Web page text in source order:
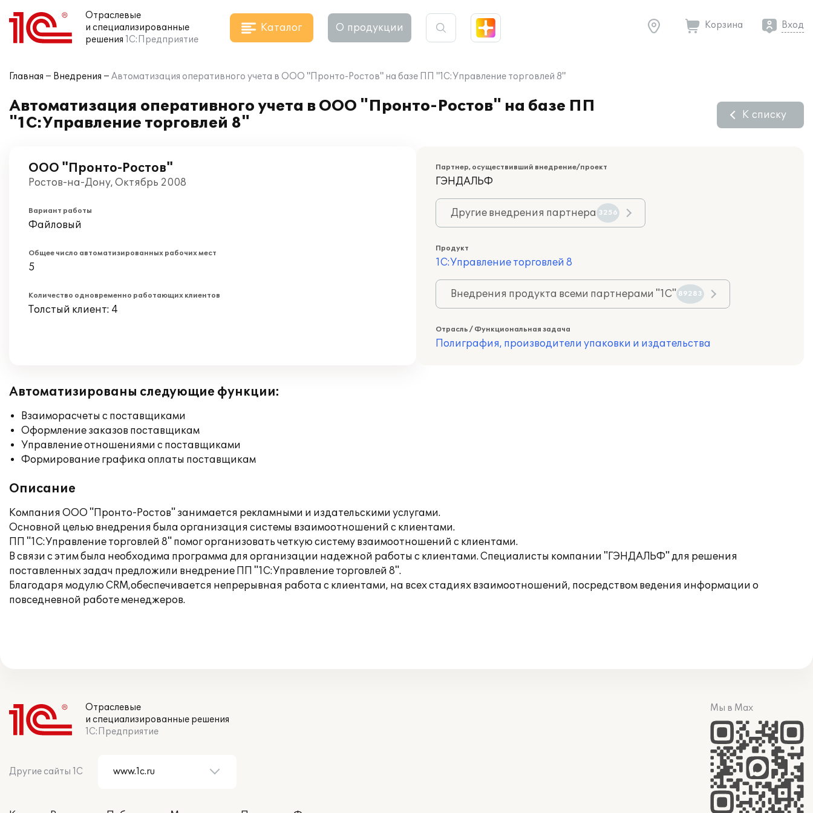
Отраслевые
и специализированные
решения 1С:Предприятие
Каталог О продукции Корзина Вход
Главная Внедрения Автоматизация оперативного учета в ООО "Пронто-Ростов" на базе ПП "1С:Управление торговлей 8"
Автоматизация оперативного учета в ООО "Пронто-Ростов" на базе ПП
"1С:Управление торговлей 8"
К списку
ООО "Пронто-Ростов"
Ростов-на-Дону, Октябрь 2008
Вариант работы
Файловый
Общее число автоматизированных рабочих мест
5
Количество одновременно работающих клиентов
Толстый клиент: 4
Партнер, осуществивший внедрение/проект
ГЭНДАЛЬФ
Другие внедрения партнера 3256
Продукт
1С:Управление торговлей 8
Внедрения продукта всеми партнерами "1С" 89283
Отрасль / Функциональная задача
Полиграфия, производители упаковки и издательства
Автоматизированы следующие функции:
Взаиморасчеты с поставщиками
Оформление заказов поставщикам
Управление отношениями с поставщиками
Формирование графика оплаты поставщикам
Описание
Компания ООО "Пронто-Ростов" занимается рекламными и издательскими услугами.
Основной целью внедрения была организация системы взаимоотношений с клиентами.
ПП "1С:Управление торговлей 8" помог организовать четкую систему взаимоотношений с клиентами.
В связи с этим была необходима программа для организации надежной работы с клиентами. Специалисты компании "ГЭНДАЛЬФ" для решения
поставленных задач предложили внедрение ПП "1С:Управление торговлей 8".
Благодаря модулю CRM,обеспечивается непрерывная работа с клиентами, на всех стадиях взаимоотношений, посредством ведения информации о
повседневной работе менеджеров.
Отраслевые
и специализированные решения
1С:Предприятие
Другие сайты 1С
Мы в Max